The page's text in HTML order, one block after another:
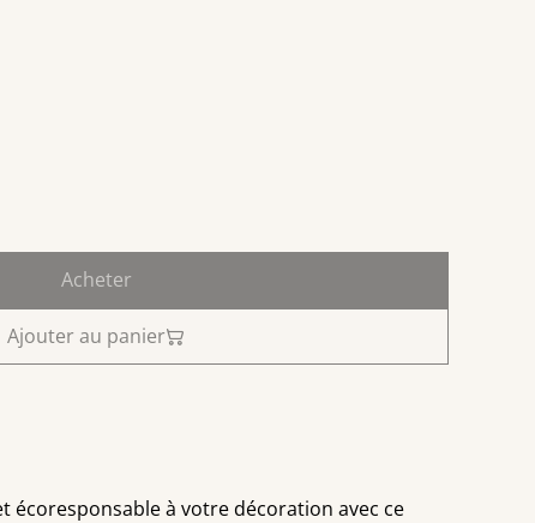
Acheter
Ajouter au panier
écoresponsable à votre décoration avec ce